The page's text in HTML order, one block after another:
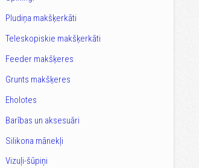
Pludiņa makšķerkāti
Teleskopiskie makšķerkāti
Feeder makšķeres
Grunts makšķeres
Eholotes
Barības un aksesuāri
Silikona mānekļi
Vizuļi-šūpiņi